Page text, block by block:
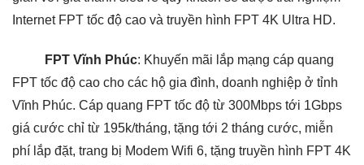
Internet FPT tốc độ cao và truyền hình FPT 4K Ultra HD.
FPT Vĩnh Phúc: Khuyến mãi lắp mạng cáp quang
FPT tốc độ cao cho các hộ gia đình, doanh nghiệp ở tỉnh
Vĩnh Phúc. Cáp quang FPT tốc độ từ 300Mbps tới 1Gbps
giá cước chỉ từ 195k/tháng, tặng tới 2 tháng cước, miễn
phí lắp đặt, trang bị Modem Wifi 6, tặng truyền hình FPT 4K